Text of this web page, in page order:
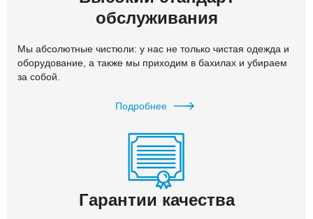
обслуживания
Мы абсолютные чистюли: у нас не только чистая одежда и
оборудование, а также мы приходим в бахилах и убираем
за собой.
Подробнее
Гарантии качества